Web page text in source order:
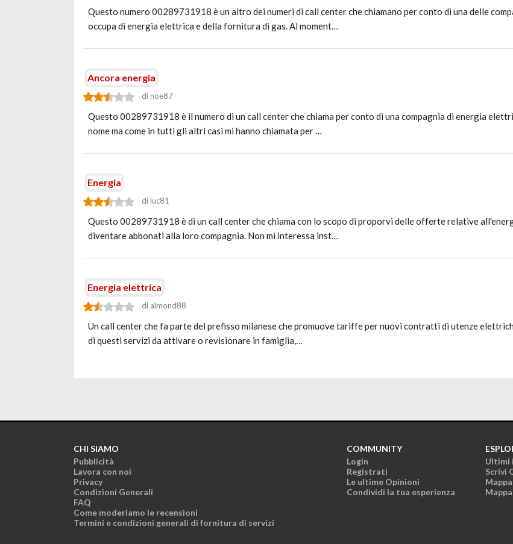
Questo numero 00289731918 è un altro dei numeri di call center che chiamano per conto di una delle
occupa di energia elettrica e della fornitura di gas. Al moment…
Ancora energia
di noe87
Questo 00289731918 è il numero di un call center che chiama per conto di una compagnia di energia
nome ma come in tutti gli altri casi mi hanno chiamata per …
Energia
di luc81
Questo 00289731918 è di un call center che chiama con lo scopo di proporvi delle offerte relative
diventare abbonati alla loro compagnia. Non mi interessa inst…
Energia elettrica
di almond88
Un call center che fa parte del prefisso milanese che promuove tariffe per nuovi contratti di utenze
di questi servizi da attivare o revisionare in famiglia,…
CHI SIAMO
Pubblicità
Lavora con noi
Privacy
Condizioni Generali
FAQ
Come moderiamo le recensioni
Termini e condizioni generali di fornitura di servizi
COMMUNITY
Login
Registrati
Le ultime Opinioni
Condividi la tua esperienza
Ultimi
Scrivi